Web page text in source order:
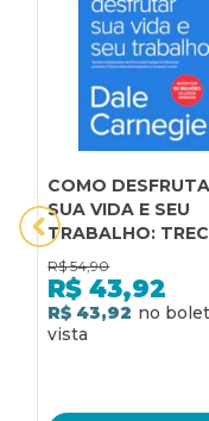
COMO
SUA VIDA E SEU
TRABALHO:
SELECIONADOS
COMO FAZER
E INFLUENCIAR
PESSOAS E COMO
R$ 54,90
R$ 43,92
R$ 43,92